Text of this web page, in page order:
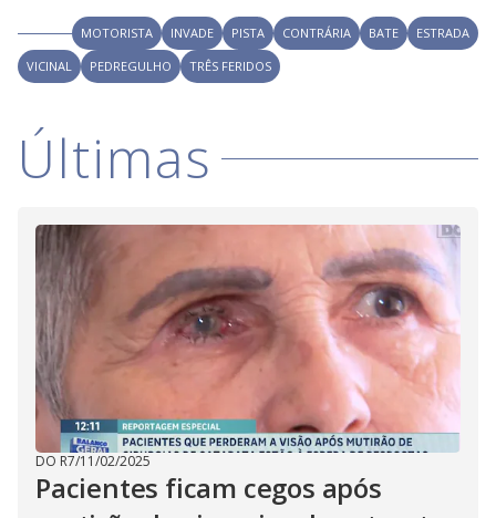
MOTORISTA INVADE PISTA CONTRÁRIA BATE
ESTRADA
VICINAL
PEDREGULHO TRÊS FERIDOS
Últimas
DO R7/11/02/2025
Pacientes ficam cegos após